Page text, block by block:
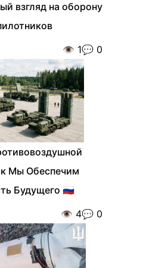
взгляд на оборону
👁️ 1💬 0
Мы Обеспечим
Будущего 🇷🇺
👁️ 4💬 0